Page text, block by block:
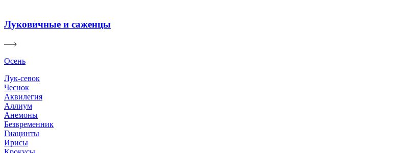
Луковичные и саженцы
Осень
Лук-севок
Чеснок
Аквилегия
Аллиум
Анемоны
Безвременник
Гиацинты
Ирисы